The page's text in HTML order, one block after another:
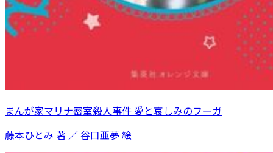
まんが家マリナ密室殺人事件 愛と哀しみのフーガ
藤本ひとみ 著 ／ 谷口亜夢 絵